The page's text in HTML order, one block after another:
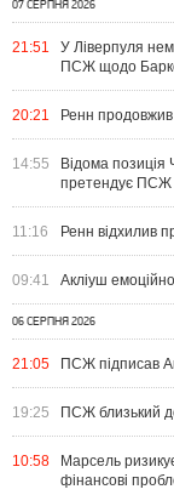
07 СЕРПНЯ 2026
21:51
У Ліверпуля
ПСЖ щодо
20:21 Ренн
14:55
Відома
претендує ПСЖ
11:16 Ренн відхилив
09:41 Акліуш
06 СЕРПНЯ 2026
21:05 ПСЖ підписав
19:25 ПСЖ близький
10:58
Марсель
фінансові